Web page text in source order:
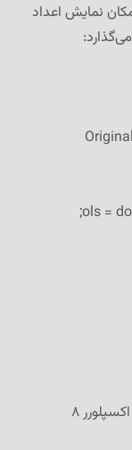
نمایش اعداد
//
ols =
عملکرد کد را در فایرفاکس ۳.۵ و اینترنت اکسپلورر ۸